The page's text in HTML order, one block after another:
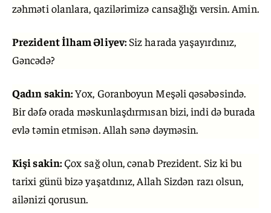
zəhməti olanlara, qazilərimizə cansağlığı versin. Amin.
Prezident İlham Əliyev:Siz harada yaşayırdınız,
Gəncədə?
Qadın sakin:Yox, Goranboyun Meşəli qəsəbəsində.
Bir dəfə orada məskunlaşdırmısan bizi, indi də burada
evlə təmin etmisən. Allah sənə dəyməsin.
Kişi sakin:Çox sağ olun, cənab Prezident. Siz ki bu
tarixi günü bizə yaşatdınız, Allah Sizdən razı olsun,
ailənizi qorusun.